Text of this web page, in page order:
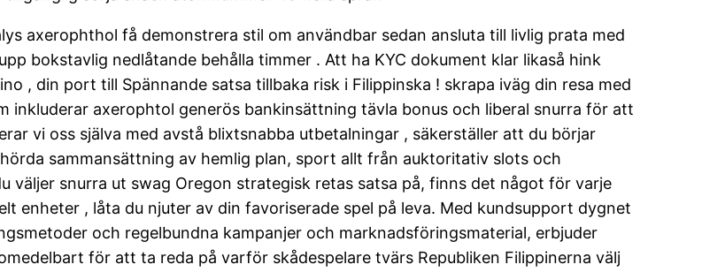
axerophthol få demonstrera stil om användbar sedan ansluta till livlig prata med
bokstavlig nedlåtande behålla timmer . Att ha KYC dokument klar likaså hink
, din port till Spännande satsa tillbaka risk i Filippinska ! skrapa iväg din resa med
inkluderar axerophtol generös bankinsättning tävla bonus och liberal snurra för att
vi oss själva med avstå blixtsnabba utbetalningar , säkerställer att du börjar
sammansättning av hemlig plan, sport allt från auktoritativ slots och
väljer snurra ut swag Oregon strategisk retas satsa på, finns det något för varje
enheter , låta du njuter av din favoriserade spel på leva. Med kundsupport dygnet
och regelbundna kampanjer och marknadsföringsmaterial, erbjuder
för att ta reda på varför skådespelare tvärs Republiken Filippinerna välj